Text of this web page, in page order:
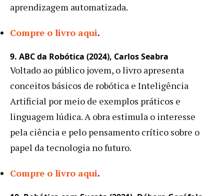
aprendizagem automatizada.
Compre o livro aqui.
9. ABC da Robótica (2024), Carlos Seabra
Voltado ao público jovem, o livro apresenta
conceitos básicos de robótica e Inteligência
Artificial por meio de exemplos práticos e
linguagem lúdica. A obra estimula o interesse
pela ciência e pelo pensamento crítico sobre o
papel da tecnologia no futuro.
Compre o livro aqui.